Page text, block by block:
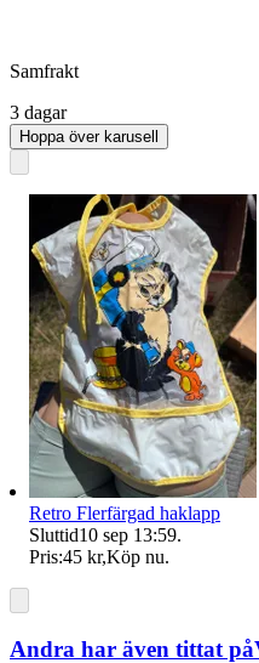
Samfrakt
3 dagar
Hoppa över karusell
Retro Flerfärgad haklapp
Sluttid10 sep 13:59.
Pris:45 kr,Köp nu.
Andra har även tittat på